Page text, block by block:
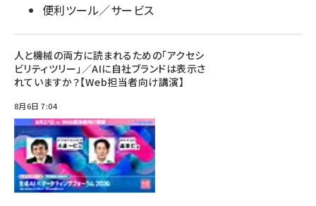
便利ツール／サービス
人と機械の両方に読まれるための「アクセシ
ビリティツリー」／AIに自社ブランドは表示さ
れていますか？【Web担当者向け講演】
8月6日 7:04